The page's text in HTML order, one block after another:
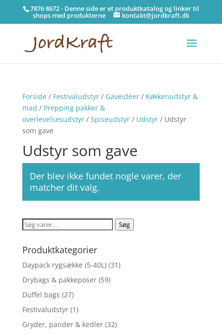
7876 8672 - Denne side er et produktkatalog og linker til
shops med produkterne kontakt@jordkraft.dk
Forside/ Festivaludstyr/ Gaveidéer/ Køkkenudstyr &
mad / Prepping pakker &
overlevelsesudstyr/ Spiseudstyr/ Udstyr/ Udstyr
som gave
Udstyr som gave
Der blev ikke fundet nogle varer, der
matcher dit valg.
Søg
Søg
Produktkategorier
Daypack rygsække (5-40L) (31)
Drybags & pakkeposer (59)
Duffel bags (27)
Festivaludstyr (1)
Gryder, pander & kedler (32)